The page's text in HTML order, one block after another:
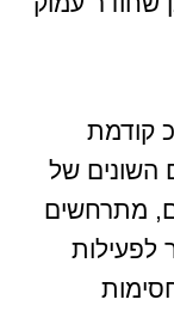
קודמת
השונים של
מתרחשים
לפעילות